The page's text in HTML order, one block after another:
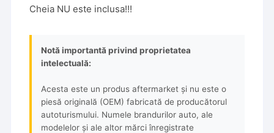
Cheia NU este inclusa!!!
Notă importantă privind proprietatea
intelectuală:
Acesta este un produs aftermarket și nu este o
piesă originală (OEM) fabricată de producătorul
autoturismului. Numele brandurilor auto, ale
modelelor și ale altor mărci înregistrate